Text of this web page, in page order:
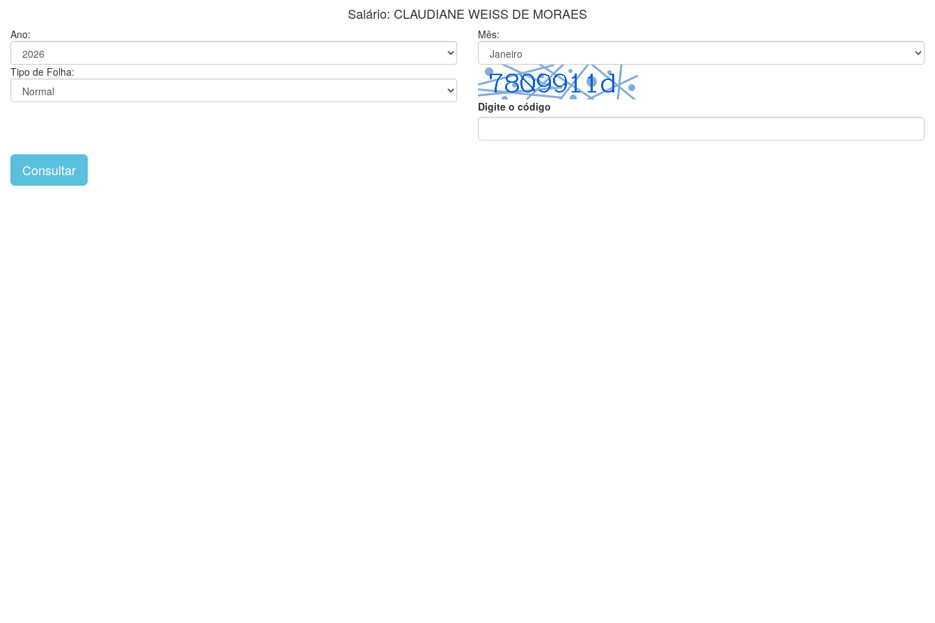
Salário: CLAUDIANE WEISS DE MORAES
Ano: Mês:
Tipo de Folha:
Digite o código